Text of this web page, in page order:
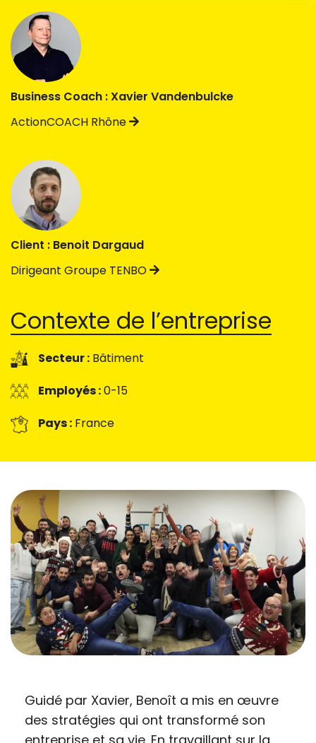
Business Coach : Xavier Vandenbulcke
ActionCOACH Rhône
Client : Benoit Dargaud
Dirigeant Groupe TENBO
Contexte de l’entreprise
Secteur : Bâtiment
Employés :0-15
Pays : France
Guidé par Xavier, Benoît a mis en œuvre
des stratégies qui ont transformé son